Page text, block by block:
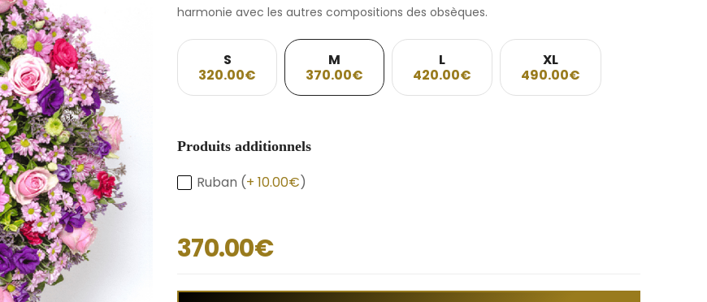
harmonie avec les autres compositions des obsèques.
S
320.00€
M
370.00€
L
420.00€
XL
490.00€
Produits additionnels
Ruban (+ 10.00€)
370.00€